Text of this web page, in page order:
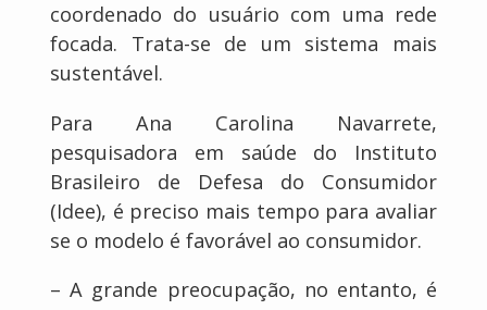
coordenado do usuário com uma rede
focada. Trata-se de um sistema mais
sustentável.
Para Ana Carolina Navarrete,
pesquisadora em saúde do Instituto
Brasileiro de Defesa do Consumidor
(Idee), é preciso mais tempo para avaliar
se o modelo é favorável ao consumidor.
– A grande preocupação, no entanto, é